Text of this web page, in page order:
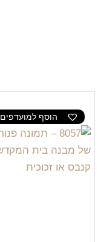
הוסף למועדפים